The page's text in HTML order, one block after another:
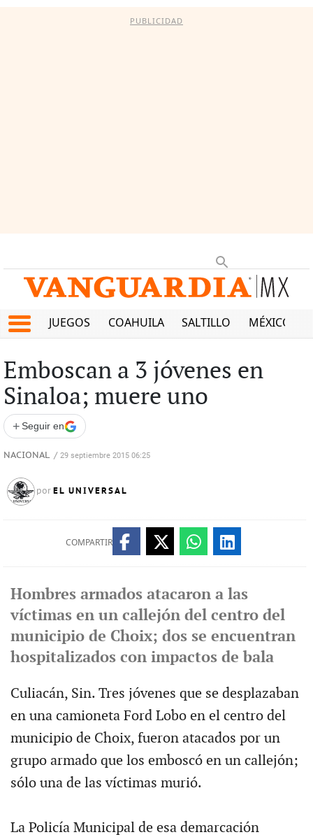
PUBLICIDAD
JUEGOS COAHUILA SALTILLO MÉXICO
Emboscan a 3 jóvenes en
Sinaloa; muere uno
+ Seguir en
NACIONAL / 29 septiembre 2015 06:25
por EL UNIVERSAL
COMPARTIR
Hombres armados atacaron a las
víctimas en un callejón del centro del
municipio de Choix; dos se encuentran
hospitalizados con impactos de bala
Culiacán, Sin. Tres jóvenes que se desplazaban
en una camioneta Ford Lobo en el centro del
municipio de Choix, fueron atacados por un
grupo armado que los emboscó en un callejón;
sólo una de las víctimas murió.
La Policía Municipal de esa demarcación